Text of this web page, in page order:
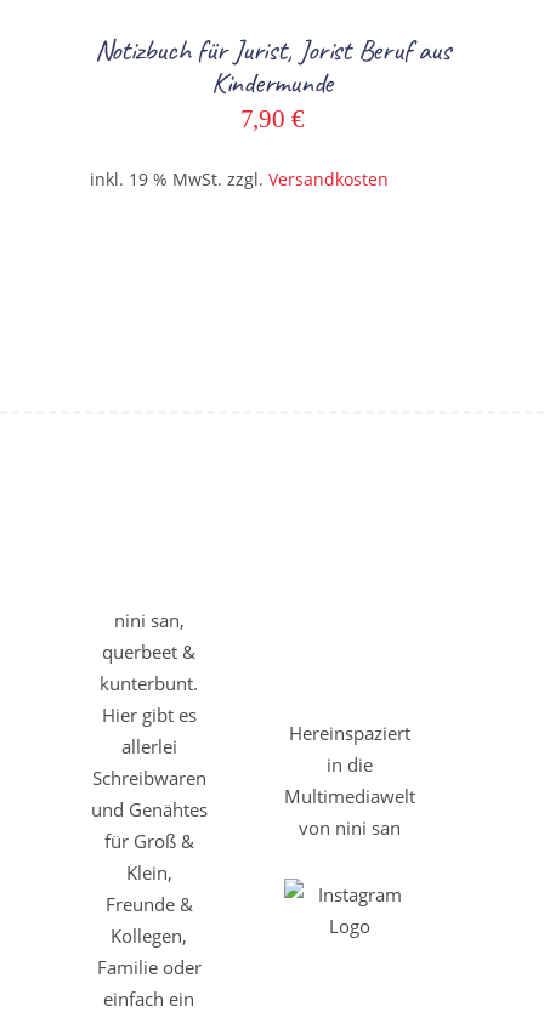
Notizbuch für Jurist, Jorist Beruf aus
Kindermunde
7,90 €
inkl. 19 % MwSt. zzgl. Versandkosten
nini san,
querbeet &
kunterbunt.
Hier gibt es
allerlei
Schreibwaren
und Genähtes
für Groß &
Klein,
Freunde &
Kollegen,
Familie oder
einfach ein
Hereinspaziert
in die
Multimediawelt
von nini san